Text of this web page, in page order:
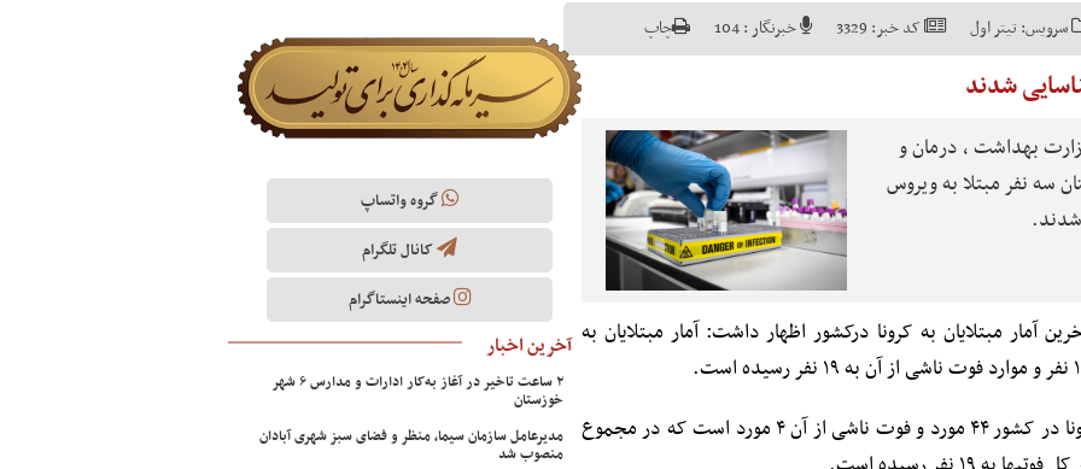
سرویس: تیتر اول کد خبر: 3329 خبرنگار :104 چاپ
شدند
بهداشت ، درمان و
سه نفر مبتلا به ویروس
آمار مبتلایان به کرونا درکشور اظهار داشت: آمار مبتلایان به
وی افزود: موارد جدید ابتلا به ویروس کرونا در کشور ۴۴ مورد و فوت ناشی از آن ۴ مورد است که در مجموع
گروه واتساپ
کانال تلگرام
صفحه اینستاگرام
آخرین اخبار
۲ ساعت تاخیر در آغاز به‌کار ادارات و مدارس ۶ شهر
خوزستان
مدیرعامل سازمان سیما، منظر و فضای سبز شهری آبادان
منصوب شد